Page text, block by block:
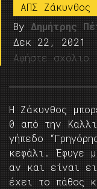
ΑΠΣ Ζάκυνθος
By Δημήτρης
Δεκ 22, 2021
Αφήστε σχόλιο
Η Ζάκυνθος
0 από την
γήπεδο
κεφάλι. Έφυγε
αν και είναι
έχει το πάθος